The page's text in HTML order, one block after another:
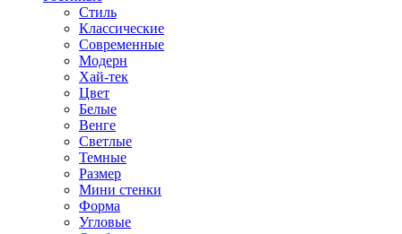
Стиль
Классические
Современные
Модерн
Хай-тек
Цвет
Белые
Венге
Светлые
Темные
Размер
Мини стенки
Форма
Угловые